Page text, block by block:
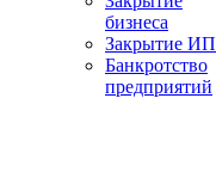
бизнеса
Закрытие ИП
Банкротство
предприятий